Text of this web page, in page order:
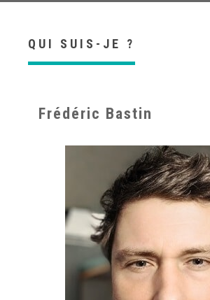
QUI SUIS-JE ?
Frédéric Bastin